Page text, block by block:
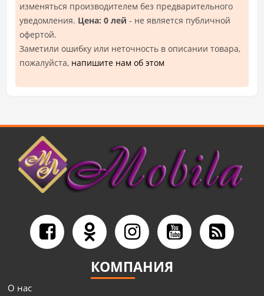
изменяться производителем без предварительного
уведомления. Цена: 0 лей - не является публичной
офертой.
Заметили ошибку или неточность в описании товара,
пожалуйста, напишите нам об этом
КОМПАНИЯ
О нас